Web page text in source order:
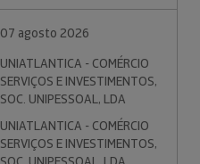
07 agosto 2026
UNIATLANTICA - COMÉRCIO
SERVIÇOS E INVESTIMENTOS,
SOC. UNIPESSOAL, LDA
UNIATLANTICA - COMÉRCIO
SERVIÇOS E INVESTIMENTOS,